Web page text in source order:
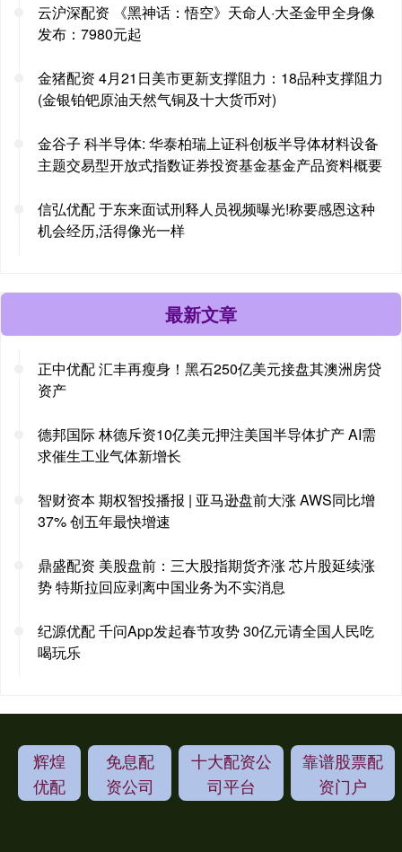
云沪深配资 《黑神话：悟空》天命人·大圣金甲全身像
发布：7980元起
金猪配资 4月21日美市更新支撑阻力：18品种支撑阻力
(金银铂钯原油天然气铜及十大货币对)
金谷子 科半导体: 华泰柏瑞上证科创板半导体材料设备
主题交易型开放式指数证券投资基金基金产品资料概要
信弘优配 于东来面试刑释人员视频曝光!称要感恩这种
机会经历,活得像光一样
最新文章
正中优配 汇丰再瘦身！黑石250亿美元接盘其澳洲房贷
资产
德邦国际 林德斥资10亿美元押注美国半导体扩产 AI需
求催生工业气体新增长
智财资本 期权智投播报 | 亚马逊盘前大涨 AWS同比增
37% 创五年最快增速
鼎盛配资 美股盘前：三大股指期货齐涨 芯片股延续涨
势 特斯拉回应剥离中国业务为不实消息
纪源优配 千问App发起春节攻势 30亿元请全国人民吃
喝玩乐
辉煌
优配
免息配
资公司
十大配资公
司平台
靠谱股票配
资门户